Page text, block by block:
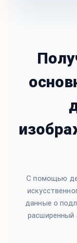
С помощью
данные о
расширенный